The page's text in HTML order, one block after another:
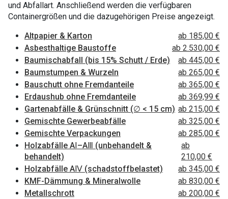
und Abfallart. Anschließend werden die verfügbaren
Containergrößen und die dazugehörigen Preise angezeigt.
Altpapier & Karton
ab 185,00 €
Asbesthaltige Baustoffe
ab 2.530,00 €
Baumischabfall (bis 15% Schutt / Erde)
ab 445,00 €
Baumstumpen & Wurzeln
ab 265,00 €
Bauschutt ohne Fremdanteile
ab 365,00 €
Erdaushub ohne Fremdanteile
ab 369,99 €
Gartenabfälle & Grünschnitt (∅ < 15 cm) ab 215,00 €
Gemischte Gewerbeabfälle
ab 325,00 €
Gemischte Verpackungen
ab 285,00 €
Holzabfälle AⅠ–AⅢ (unbehandelt &
behandelt)
ab
210,00 €
Holzabfälle AⅣ (schadstoffbelastet)
ab 345,00 €
KMF-Dämmung & Mineralwolle
ab 830,00 €
Metallschrott
ab 200,00 €